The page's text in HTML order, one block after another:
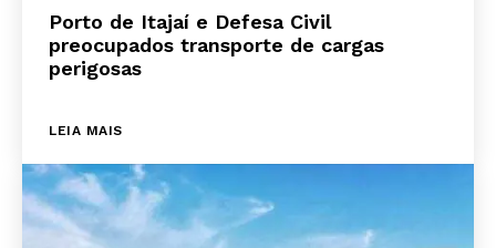
Porto de Itajaí e Defesa Civil
preocupados transporte de cargas
perigosas
LEIA MAIS